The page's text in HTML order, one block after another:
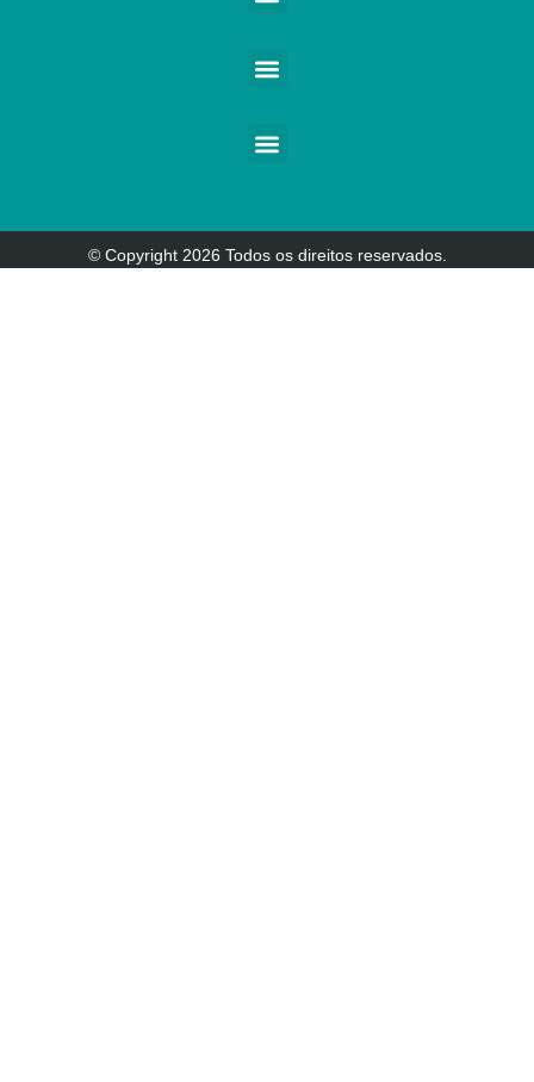
© Copyright 2026 Todos os direitos reservados.